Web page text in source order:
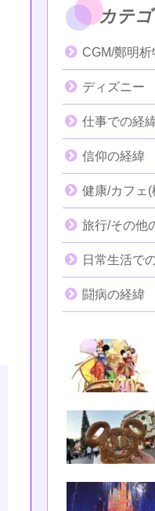
カテ
CGM/鄭明析
ディズニー
仕事での経
信仰の経緯
健康/カフェ
旅行/その他
日常生活で
闘病の経緯